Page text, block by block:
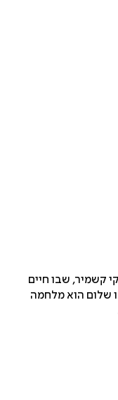
קשמיר, שבו חיים
שלום הוא מלחמה